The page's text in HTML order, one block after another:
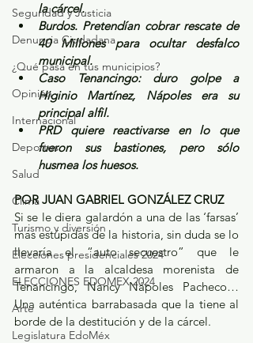
Seguridad y Justicia
Denuncia Ciudadana
¿Qué pasa en tus municipios?
Opinión
Internacional
Deportes
Salud
Clima
Turismo y diversión
Elecciones presidenciales 2024
ELECCIONES EDOMEX 2024
Arte
Legislatura EdoMéx
la cárcel.
Burdos. Pretendían cobrar rescate de
40 Millones para ocultar desfalco
municipal.
Caso Tenancingo: duro golpe a
Higinio Martínez, Nápoles era su
principal alfil.
PRD quiere reactivarse en lo que
fueron sus bastiones, pero sólo
husmea los huesos.
POR JUAN GABRIEL GONZÁLEZ CRUZ
Si se le diera galardón a una de las ‘farsas’
más estúpidas de la historia, sin duda se lo
llevaría el “auto secuestro” que le
armaron a la alcaldesa morenista de
Tenancingo, Nancy Nápoles Pacheco…
Una auténtica barrabasada que la tiene al
borde de la destitución y de la cárcel.